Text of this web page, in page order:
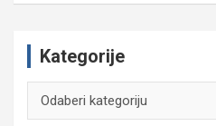
Kategorije